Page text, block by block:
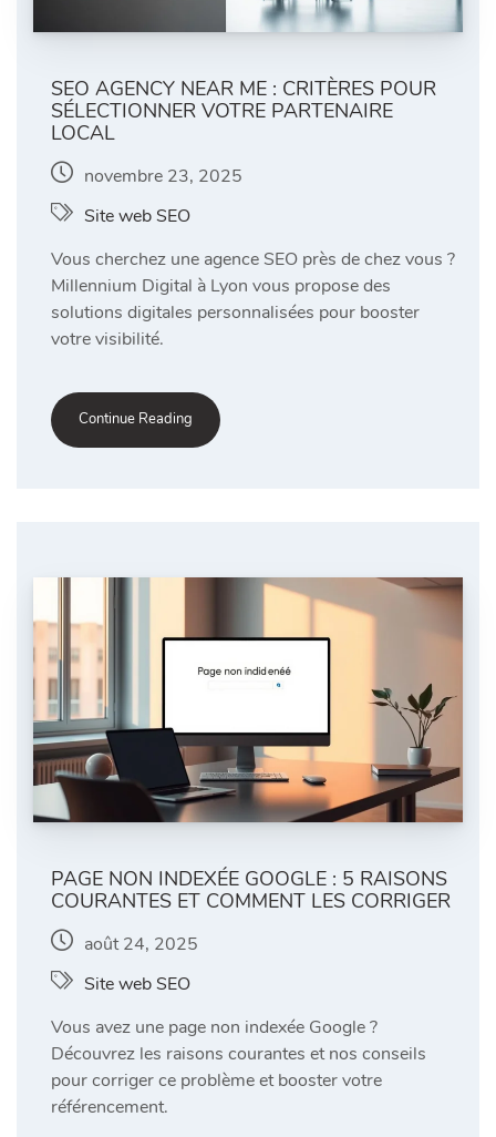
SEO AGENCY NEAR ME : CRITÈRES POUR
SÉLECTIONNER VOTRE PARTENAIRE
LOCAL
novembre 23, 2025
Site web SEO
Vous cherchez une agence SEO près de chez vous ?
Millennium Digital à Lyon vous propose des
solutions digitales personnalisées pour booster
votre visibilité.
Continue Reading
PAGE NON INDEXÉE GOOGLE : 5 RAISONS
COURANTES ET COMMENT LES CORRIGER
août 24, 2025
Site web SEO
Vous avez une page non indexée Google ?
Découvrez les raisons courantes et nos conseils
pour corriger ce problème et booster votre
référencement.